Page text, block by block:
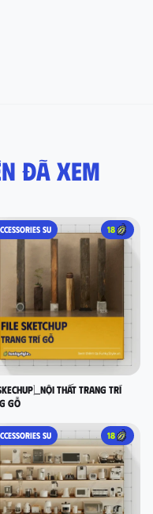
đã xem
SU 18
thất trang trí
gỗ
SU 18